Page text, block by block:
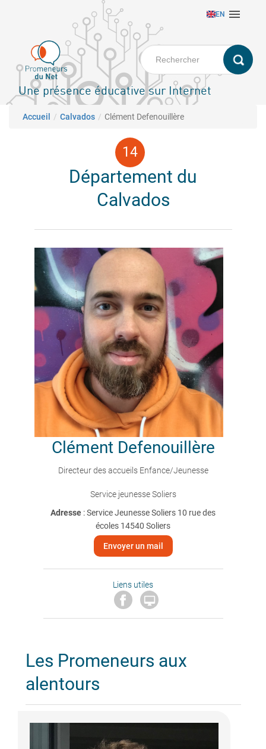
principal
EN 
Une présence éducative sur Internet
Fil d'Ariane
Accueil Calvados Clément Defenouillère
Département du
Calvados
Clément Defenouillère
Directeur des accueils Enfance/Jeunesse
Service jeunesse Soliers
Adresse : Service Jeunesse Soliers 10 rue des
écoles 14540 Soliers
Envoyer un mail
Liens utiles

Les Promeneurs aux
alentours